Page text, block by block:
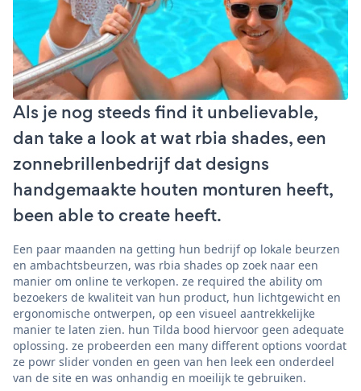
Als je nog steeds find it unbelievable,
dan take a look at wat rbia shades, een
zonnebrillenbedrijf dat designs
handgemaakte houten monturen heeft,
been able to create heeft.
Een paar maanden na getting hun bedrijf op lokale beurzen
en ambachtsbeurzen, was rbia shades op zoek naar een
manier om online te verkopen. ze required the ability om
bezoekers de kwaliteit van hun product, hun lichtgewicht en
ergonomische ontwerpen, op een visueel aantrekkelijke
manier te laten zien. hun Tilda bood hiervoor geen adequate
oplossing. ze probeerden een many different options voordat
ze powr slider vonden en geen van hen leek een onderdeel
van de site en was onhandig en moeilijk te gebruiken.